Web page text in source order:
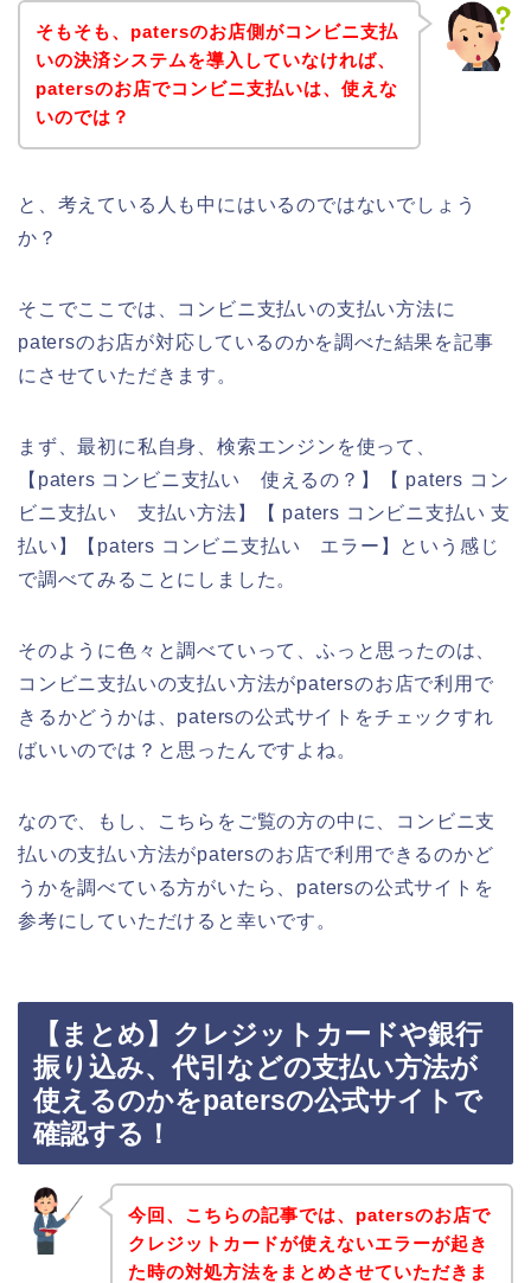
そもそも、patersのお店側がコンビニ支払
いの決済システムを導入していなければ、
patersのお店でコンビニ支払いは、使えな
いのでは？
と、考えている人も中にはいるのではないでしょう
か？
そこでここでは、コンビニ支払いの支払い方法に
patersのお店が対応しているのかを調べた結果を記事
にさせていただきます。
まず、最初に私自身、検索エンジンを使って、
【paters コンビニ支払い 使えるの？】【 paters コン
ビニ支払い 支払い方法】【 paters コンビニ支払い 支
払い】【paters コンビニ支払い エラー】という感じ
で調べてみることにしました。
そのように色々と調べていって、ふっと思ったのは、
コンビニ支払いの支払い方法がpatersのお店で利用で
きるかどうかは、patersの公式サイトをチェックすれ
ばいいのでは？と思ったんですよね。
なので、もし、こちらをご覧の方の中に、コンビニ支
払いの支払い方法がpatersのお店で利用できるのかど
うかを調べている方がいたら、patersの公式サイトを
参考にしていただけると幸いです。
【まとめ】クレジットカードや銀行
振り込み、代引などの支払い方法が
使えるのかをpatersの公式サイトで
確認する！
今回、こちらの記事では、patersのお店で
クレジットカードが使えないエラーが起き
た時の対処方法をまとめさせていただきま